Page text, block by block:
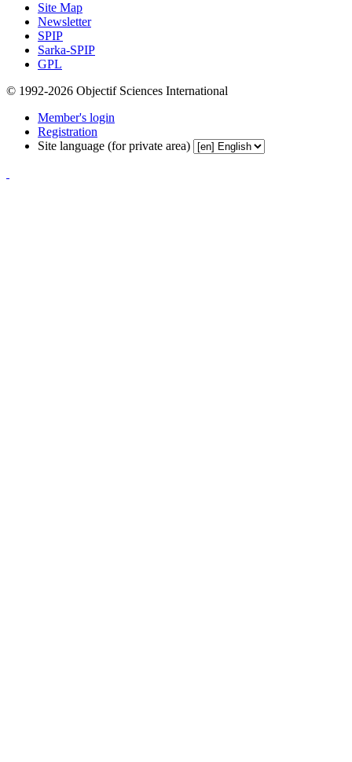
Site Map
Newsletter
SPIP
Sarka-SPIP
GPL
© 1992-2026 Objectif Sciences International
Member's login
Registration
Site language (for private area)